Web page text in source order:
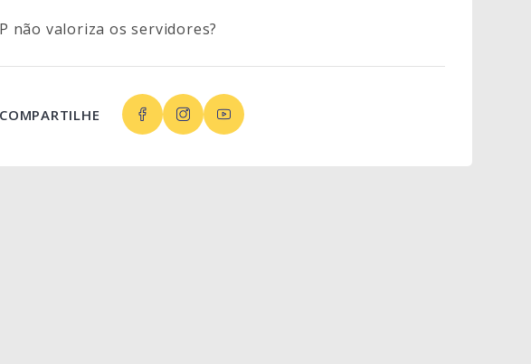
não valoriza os servidores?
COMPARTILHE